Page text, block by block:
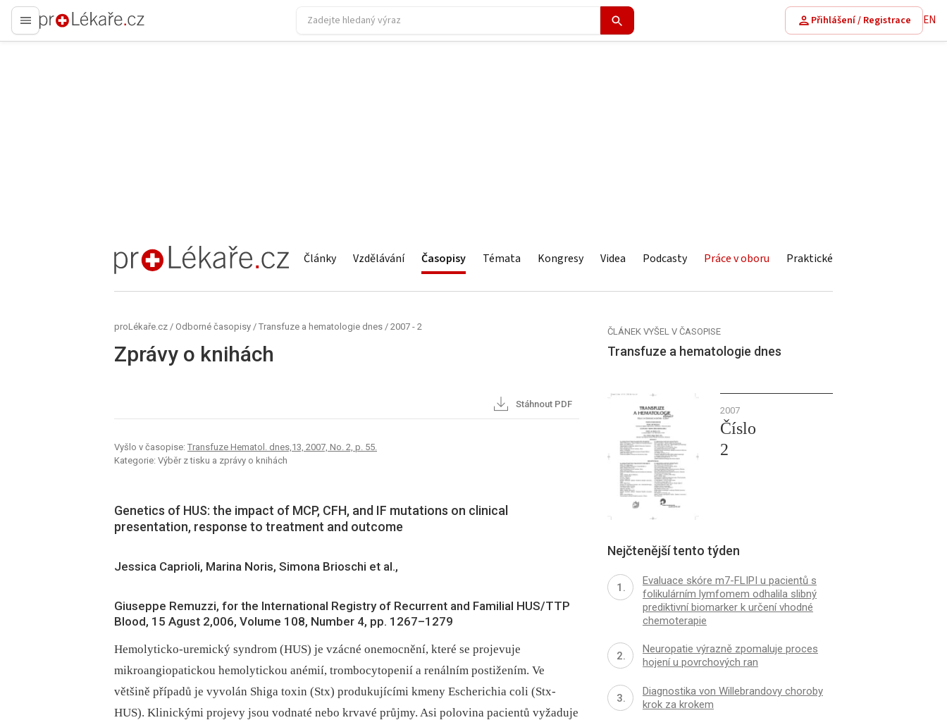
proLékaře.cz
Přihlášení / Registrace EN
proLékaře.cz Články Vzdělávání Časopisy Témata Kongresy Videa Podcasty Práce v oboru Praktické
proLékaře.cz / Odborné časopisy / Transfuze a hematologie dnes / 2007 - 2
Zprávy o knihách
Stáhnout PDF
Vyšlo v časopise: Transfuze Hematol. dnes,13, 2007, No. 2, p. 55.
Kategorie: Výběr z tisku a zprávy o knihách
Genetics of HUS: the impact of MCP, CFH, and IF mutations on clinical
presentation, response to treatment and outcome
Jessica Caprioli, Marina Noris, Simona Brioschi et al.,
Giuseppe Remuzzi, for the International Registry of Recurrent and Familial HUS/TTP
Blood, 15 Agust 2,006, Volume 108, Number 4, pp. 1267–1279
Hemolyticko-uremický syndrom (HUS) je vzácné onemocnění, které se projevuje
mikroangiopatickou hemolytickou anémií, trombocytopenií a renálním postižením. Ve
většině případů je vyvolán Shiga toxin (Stx) produkujícími kmeny Escherichia coli (Stx-
HUS). Klinickými projevy jsou vodnaté nebo krvavé průjmy. Asi polovina pacientů vyžaduje
ČLÁNEK VYŠEL V ČASOPISE
Transfuze a hematologie dnes
2007
Číslo
2
Nejčtenější tento týden
Evaluace skóre m7-FLIPI u pacientů s
folikulárním lymfomem odhalila slibný
prediktivní biomarker k určení vhodné
chemoterapie
Neuropatie výrazně zpomaluje proces
hojení u povrchových ran
Diagnostika von Willebrandovy choroby
krok za krokem